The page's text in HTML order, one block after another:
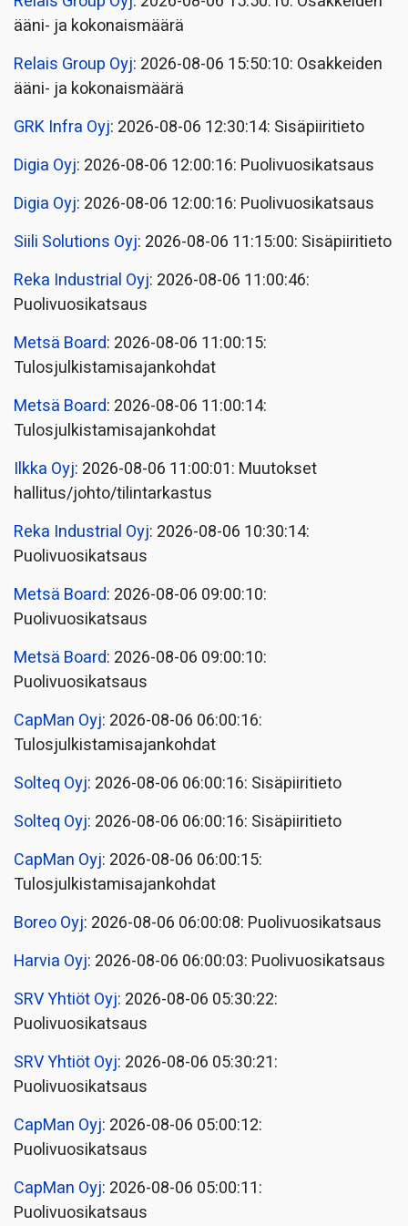
ääni- ja kokonaismäärä
Relais Group Oyj: 2026-08-06 15:50:10: Osakkeiden
ääni- ja kokonaismäärä
GRK Infra Oyj: 2026-08-06 12:30:14: Sisäpiiritieto
Digia Oyj: 2026-08-06 12:00:16: Puolivuosikatsaus
Digia Oyj: 2026-08-06 12:00:16: Puolivuosikatsaus
Siili Solutions Oyj: 2026-08-06 11:15:00: Sisäpiiritieto
Reka Industrial Oyj: 2026-08-06 11:00:46:
Puolivuosikatsaus
Metsä Board: 2026-08-06 11:00:15:
Tulosjulkistamisajankohdat
Metsä Board: 2026-08-06 11:00:14:
Tulosjulkistamisajankohdat
Ilkka Oyj: 2026-08-06 11:00:01: Muutokset
hallitus/johto/tilintarkastus
Reka Industrial Oyj: 2026-08-06 10:30:14:
Puolivuosikatsaus
Metsä Board: 2026-08-06 09:00:10:
Puolivuosikatsaus
Metsä Board: 2026-08-06 09:00:10:
Puolivuosikatsaus
CapMan Oyj: 2026-08-06 06:00:16:
Tulosjulkistamisajankohdat
Solteq Oyj: 2026-08-06 06:00:16: Sisäpiiritieto
Solteq Oyj: 2026-08-06 06:00:16: Sisäpiiritieto
CapMan Oyj: 2026-08-06 06:00:15:
Tulosjulkistamisajankohdat
Boreo Oyj: 2026-08-06 06:00:08: Puolivuosikatsaus
Harvia Oyj: 2026-08-06 06:00:03: Puolivuosikatsaus
SRV Yhtiöt Oyj: 2026-08-06 05:30:22:
Puolivuosikatsaus
SRV Yhtiöt Oyj: 2026-08-06 05:30:21:
Puolivuosikatsaus
CapMan Oyj: 2026-08-06 05:00:12:
Puolivuosikatsaus
CapMan Oyj: 2026-08-06 05:00:11:
Puolivuosikatsaus